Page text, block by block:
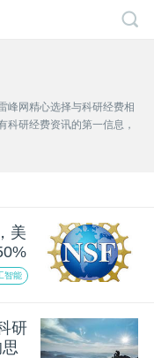
峰网精心选择与科研经费相
科研经费资讯的第一信息，
美
智能
研